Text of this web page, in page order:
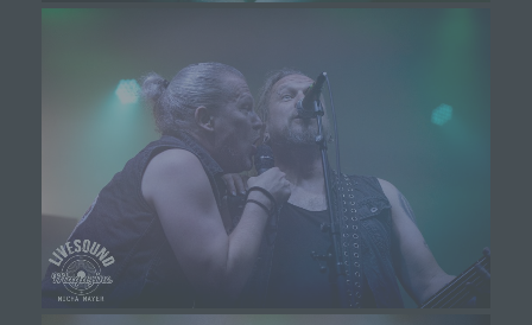
Verantwortlicher ist die natürliche oder juristische
Person, Behörde, Einrichtung oder andere Stelle,
die allein oder gemeinsam mit anderen über die
Zwecke und Mittel der Verarbeitung von
personenbezogenen Daten entscheidet. Sind die
Zwecke und Mittel dieser Verarbeitung durch das
Unionsrecht oder das Recht der Mitgliedstaaten
vorgegeben, so kann der Verantwortliche
beziehungsweise können die bestimmten
Kriterien seiner Benennung nach dem
Unionsrecht oder dem Recht der Mitgliedstaaten
vorgesehen werden.